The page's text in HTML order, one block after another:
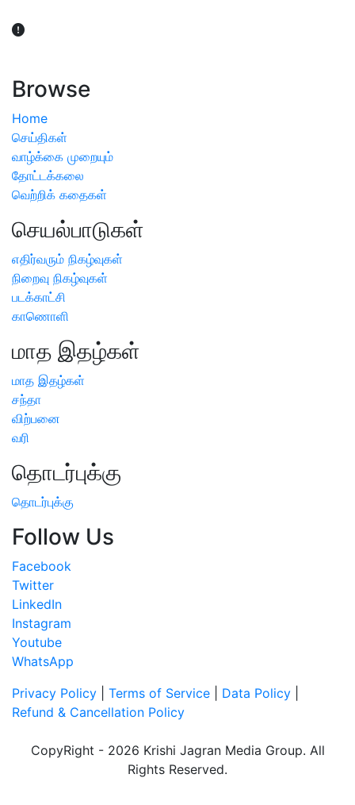
Browse
Home
செய்திகள்
வாழ்க்கை முறையும்
தோட்டக்கலை
வெற்றிக் கதைகள்
செயல்பாடுகள்
எதிர்வரும் நிகழ்வுகள்
நிறைவு நிகழ்வுகள்
படக்காட்சி
காணொளி
மாத இதழ்கள்
மாத இதழ்கள்
சந்தா
விற்பனை
வரி
தொடர்புக்கு
தொடர்புக்கு
Follow Us
Facebook
Twitter
LinkedIn
Instagram
Youtube
WhatsApp
Privacy Policy
Terms of Service Data Policy
Refund & Cancellation Policy
CopyRight - 2026 Krishi Jagran Media Group. All
Rights Reserved.